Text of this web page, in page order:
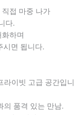
접 마중 나가
다.
하며
시면 됩니다.
라이빗 고급 공간입니
의 품격 있는 만남.